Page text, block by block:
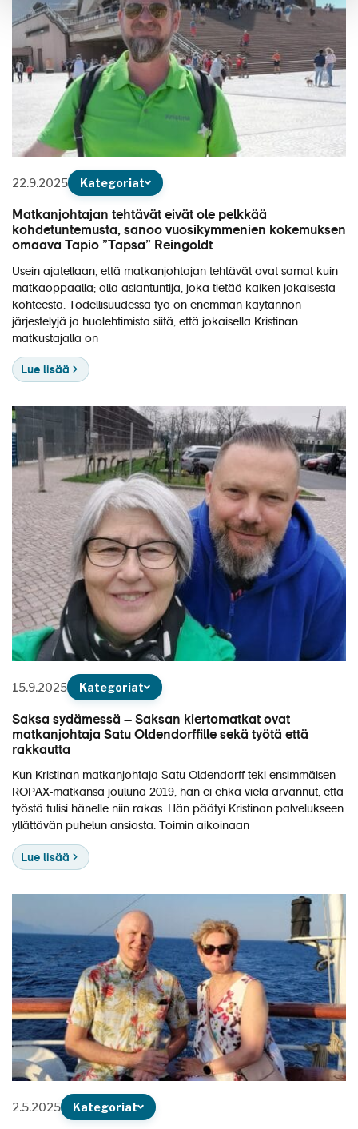
22.9.2025 Kategoriat
Matkanjohtajan tehtävät eivät ole pelkkää
kohdetuntemusta, sanoo vuosikymmenien kokemuksen
omaava Tapio ”Tapsa” Reingoldt
Usein ajatellaan, että matkanjohtajan tehtävät ovat samat kuin
matkaoppaalla; olla asiantuntija, joka tietää kaiken jokaisesta
kohteesta. Todellisuudessa työ on enemmän käytännön
järjestelyjä ja huolehtimista siitä, että jokaisella Kristinan
matkustajalla on
Lue lisää
15.9.2025 Kategoriat
Saksa sydämessä – Saksan kiertomatkat ovat
matkanjohtaja Satu Oldendorffille sekä työtä että
rakkautta
Kun Kristinan matkanjohtaja Satu Oldendorff teki ensimmäisen
ROPAX-matkansa jouluna 2019, hän ei ehkä vielä arvannut, että
työstä tulisi hänelle niin rakas. Hän päätyi Kristinan palvelukseen
yllättävän puhelun ansiosta. Toimin aikoinaan
Lue lisää
2.5.2025 Kategoriat